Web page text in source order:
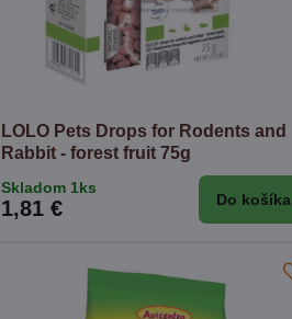
LOLO Pets Drops for Rodents and
Rabbit - forest fruit 75g
Skladom 1ks
1,81 € Do košíka